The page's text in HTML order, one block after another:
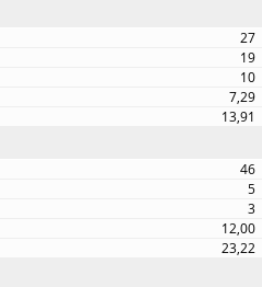
27
19
10
7,29
13,91
46
5
3
12,00
23,22